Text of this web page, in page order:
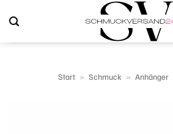
Inhalt
springen
Start » Schmuck » Anhänger